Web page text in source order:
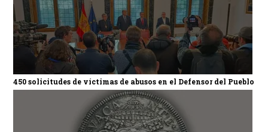
450 solicitudes de víctimas de abusos en el Defensor del Pueblo